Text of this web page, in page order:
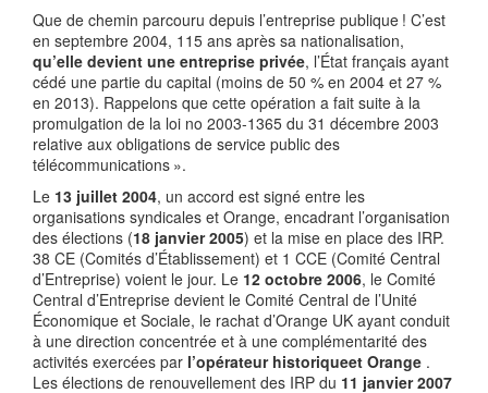
Que de chemin parcouru depuis l’entreprise publique ! C’est
en septembre 2004, 115 ans après sa nationalisation,
qu’elle devient une entreprise privée, l’État français ayant
cédé une partie du capital (moins de 50 % en 2004 et 27 %
en 2013). Rappelons que cette opération a fait suite à la
promulgation de la loi no 2003-1365 du 31 décembre 2003
relative aux obligations de service public des
télécommunications ».
Le 13 juillet 2004, un accord est signé entre les
organisations syndicales et Orange, encadrant l’organisation
des élections (18 janvier 2005) et la mise en place des IRP.
38 CE (Comités d’Établissement) et 1 CCE (Comité Central
d’Entreprise) voient le jour. Le 12 octobre 2006, le Comité
Central d’Entreprise devient le Comité Central de l’Unité
Économique et Sociale, le rachat d’Orange UK ayant conduit
à une direction concentrée et à une complémentarité des
activités exercées par l’opérateur historiqueet Orange .
Les élections de renouvellement des IRP du 11 janvier 2007